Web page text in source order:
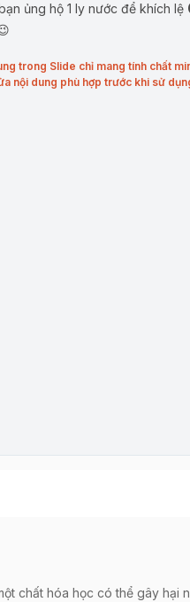
ủng hộ 1 ly nước để khích lệ
trong Slide chỉ mang tính chất
nội dung phù hợp trước khi sử
chất hóa học có thể gây hại